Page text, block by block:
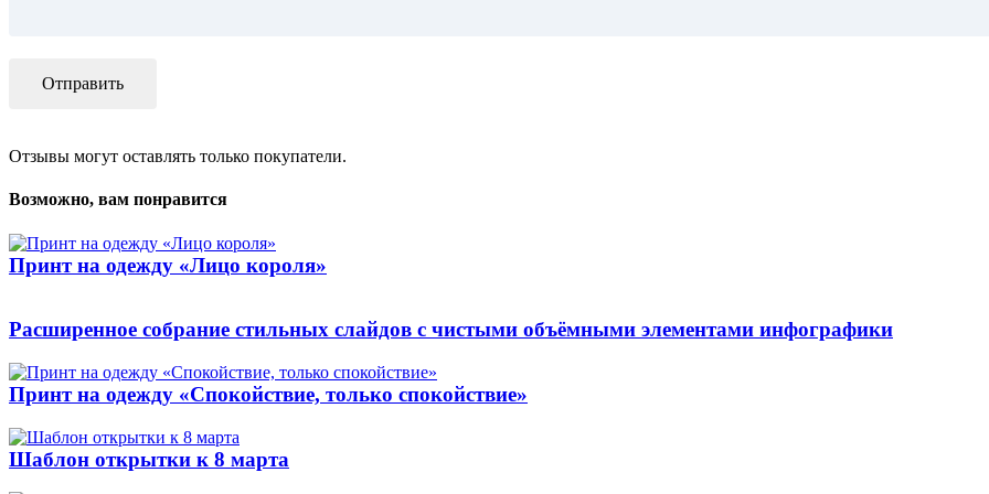
Отзывы могут оставлять только покупатели.
Возможно, вам понравится
Принт на одежду «Лицо короля»
Расширенное собрание стильных слайдов с чистыми объёмными элементами инфографики
Принт на одежду «Спокойствие, только спокойствие»
Шаблон открытки к 8 марта